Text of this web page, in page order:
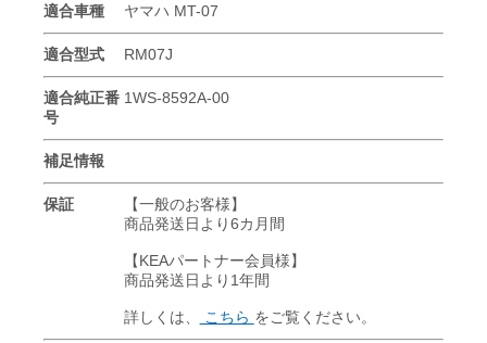
適合車種 ヤマハ MT-07
適合型式 RM07J
適合純正番
号
1WS-8592A-00
補足情報
保証
【一般のお客様】
商品発送日より6カ月間
【KEAパートナー会員様】
商品発送日より1年間
詳しくは、 こちら をご覧ください。